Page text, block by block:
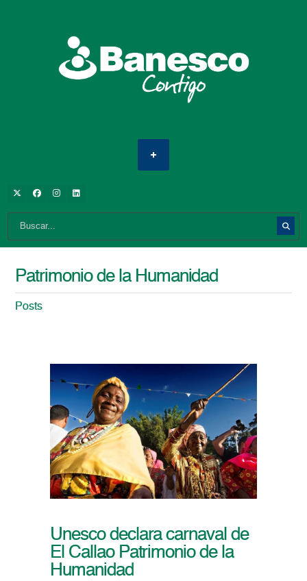
Patrimonio de la Humanidad
Posts
Unesco declara carnaval de
El Callao Patrimonio de la
Humanidad